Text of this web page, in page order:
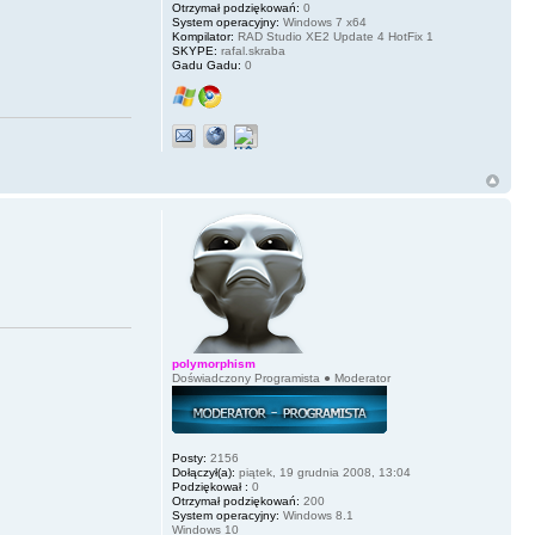
Otrzymał podziękowań: 0
System operacyjny: Windows 7 x64
Kompilator: RAD Studio XE2 Update 4 HotFix 1
SKYPE: rafal.skraba
Gadu Gadu: 0
polymorphism
Doświadczony Programista ● Moderator
Posty: 2156
Dołączył(a): piątek, 19 grudnia 2008, 13:04
Podziękował : 0
Otrzymał podziękowań: 200
System operacyjny: Windows 8.1
Windows 10